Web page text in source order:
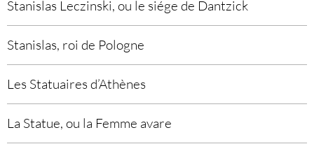
Stanislas Leczinski, ou le siége de Dantzick
Stanislas, roi de Pologne
Les Statuaires d’Athènes
La Statue, ou la Femme avare